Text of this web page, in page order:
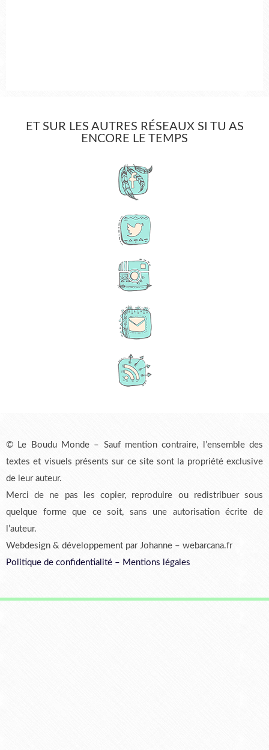
ET SUR LES AUTRES RÉSEAUX SI TU AS
ENCORE LE TEMPS
© Le Boudu Monde – Sauf mention contraire, l’ensemble des
textes et visuels présents sur ce site sont la propriété exclusive
de leur auteur.
Merci de ne pas les copier, reproduire ou redistribuer sous
quelque forme que ce soit, sans une autorisation écrite de
l’auteur.
Webdesign & développement par Johanne – webarcana.fr
Politique de confidentialité – Mentions légales